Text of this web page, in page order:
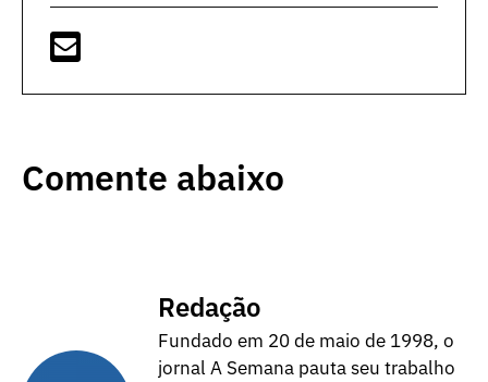
Comente abaixo
Redação
Fundado em 20 de maio de 1998, o
jornal A Semana pauta seu trabalho